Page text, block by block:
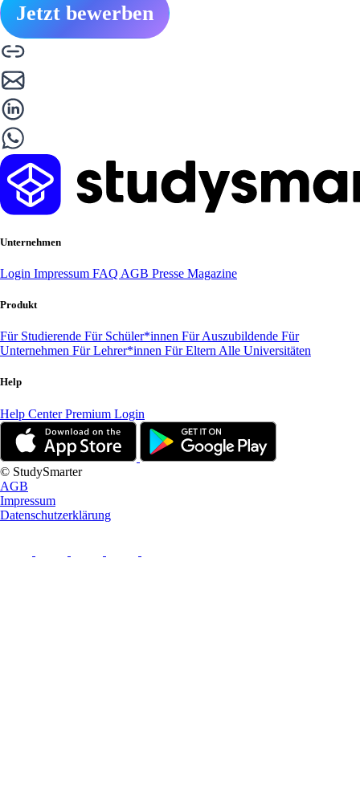
Jetzt bewerben
Unternehmen
Login Impressum FAQ AGB Presse Magazine
Produkt
Für Studierende Für Schüler*innen Für Auszubildende Für
Unternehmen Für Lehrer*innen Für Eltern Alle Universitäten
Help
Help CenterPremium Login
© StudySmarter
AGB
Impressum
Datenschutzerklärung